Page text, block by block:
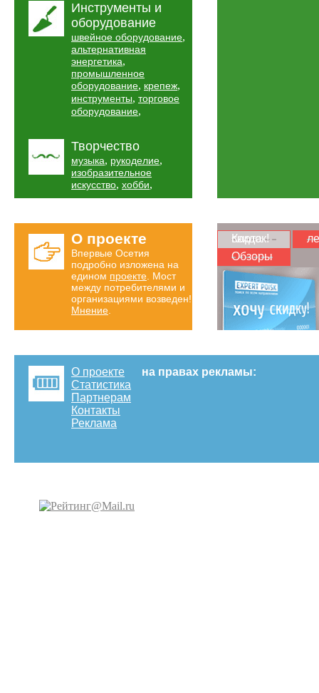
Инструменты и
оборудование
швейное оборудование,
альтернативная
энергетика,
промышленное
оборудование, крепеж,
инструменты, торговое
оборудование,
Творчество
музыка, рукоделие,
изобразительное
искусство, хобби,
О проекте
Впервые Осетия
подробно изложена на
едином проекте . Мост
между потребителями и
организациями возведен!
Мнение
Карта скидок!
Обзоры
О проекте
Статистика
Партнерам
Контакты
Реклама
на правах рекламы: